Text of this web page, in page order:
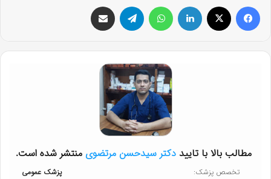
مطالب بالا با تایید دکتر سیدحسن مرتضوی منتشر شده است.
تخصص پزشک: پزشک عمومی